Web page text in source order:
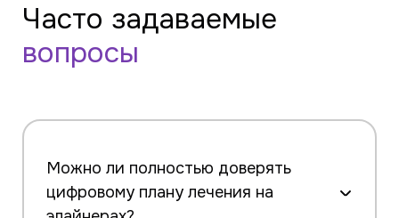
Часто задаваемые
вопросы
Можно ли полностью доверять
цифровому плану лечения на